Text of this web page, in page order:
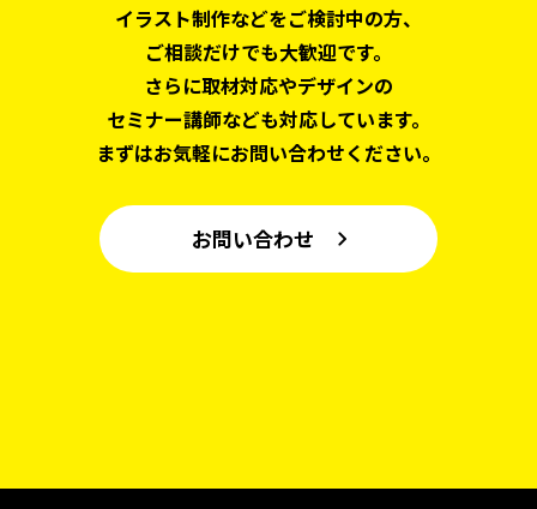
イラスト制作などをご検討中の方、
ご相談だけでも大歓迎です。
さらに取材対応やデザインの
セミナー講師なども対応しています。
まずはお気軽にお問い合わせください。
お問い合わせ